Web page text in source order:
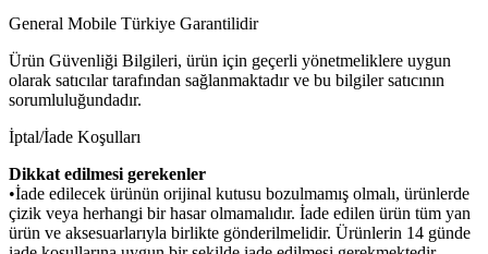
General Mobile Türkiye Garantilidir
Ürün Güvenliği Bilgileri, ürün için geçerli yönetmeliklere uygun
olarak satıcılar tarafından sağlanmaktadır ve bu bilgiler satıcının
sorumluluğundadır.
İptal/İade Koşulları
Dikkat edilmesi gerekenler
•İade edilecek ürünün orijinal kutusu bozulmamış olmalı, ürünlerde
çizik veya herhangi bir hasar olmamalıdır. İade edilen ürün tüm yan
ürün ve aksesuarlarıyla birlikte gönderilmelidir. Ürünlerin 14 günde